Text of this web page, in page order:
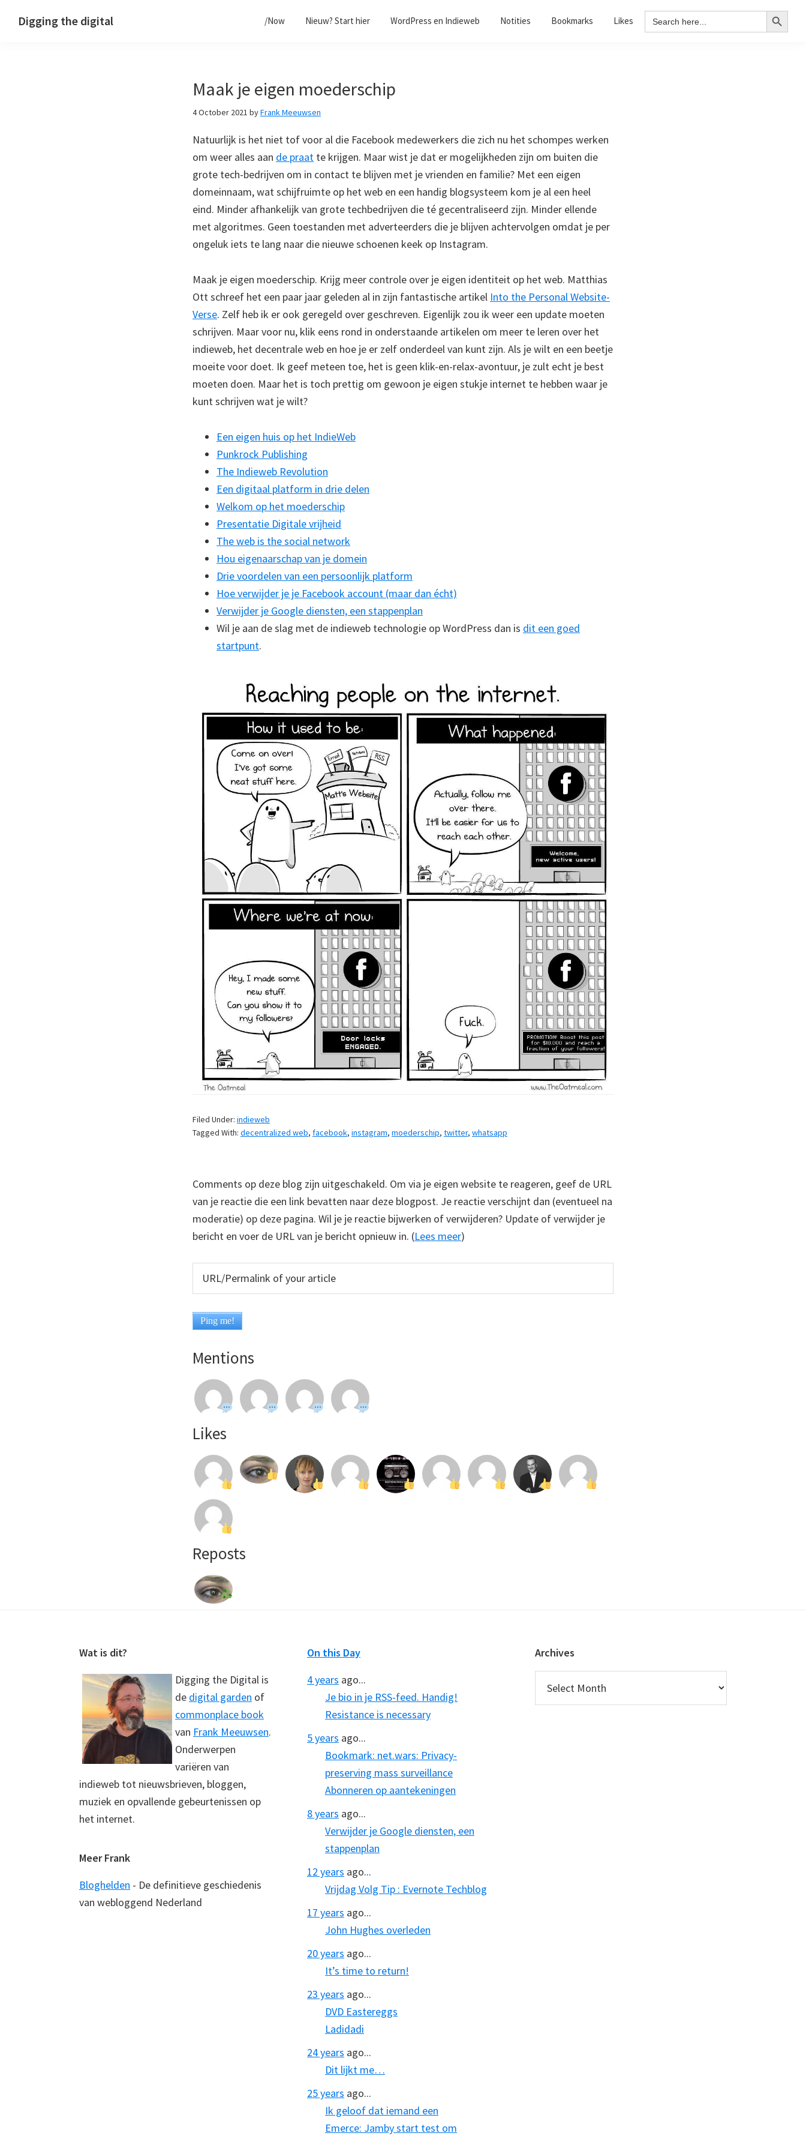
Digging the digital /Now Nieuw? Start hier WordPress en Indieweb Notities Bookmarks Likes Search
for:
Search Button
Maak je eigen moederschip
4 October 2021 byFrank Meeuwsen
Natuurlijk is het niet tof voor al die Facebook medewerkers die zich nu het schompes werken
om weer alles aan de praat te krijgen. Maar wist je dat er mogelijkheden zijn om buiten die
grote tech-bedrijven om in contact te blijven met je vrienden en familie? Met een eigen
domeinnaam, wat schijfruimte op het web en een handig blogsysteem kom je al een heel
eind. Minder afhankelijk van grote techbedrijven die té gecentraliseerd zijn. Minder ellende
met algoritmes. Geen toestanden met adverteerders die je blijven achtervolgen omdat je per
ongeluk iets te lang naar die nieuwe schoenen keek op Instagram.
Maak je eigen moederschip. Krijg meer controle over je eigen identiteit op het web. Matthias
Ott schreef het een paar jaar geleden al in zijn fantastische artikel Into the Personal Website-
Verse. Zelf heb ik er ook geregeld over geschreven. Eigenlijk zou ik weer een update moeten
schrijven. Maar voor nu, klik eens rond in onderstaande artikelen om meer te leren over het
indieweb, het decentrale web en hoe je er zelf onderdeel van kunt zijn. Als je wilt en een beetje
moeite voor doet. Ik geef meteen toe, het is geen klik-en-relax-avontuur, je zult echt je best
moeten doen. Maar het is toch prettig om gewoon je eigen stukje internet te hebben waar je
kunt schrijven wat je wilt?
Een eigen huis op het IndieWeb
Punkrock Publishing
The Indieweb Revolution
Een digitaal platform in drie delen
Welkom op het moederschip
Presentatie Digitale vrijheid
The web is the social network
Hou eigenaarschap van je domein
Drie voordelen van een persoonlijk platform
Hoe verwijder je je Facebook account (maar dan écht)
Verwijder je Google diensten, een stappenplan
Wil je aan de slag met de indieweb technologie op WordPress dan is dit een goed
startpunt.
Filed Under: indieweb
Tagged With: decentralized web, facebook, instagram, moederschip, twitter, whatsapp
Comments op deze blog zijn uitgeschakeld. Om via je eigen website te reageren, geef de URL
van je reactie die een link bevatten naar deze blogpost. Je reactie verschijnt dan (eventueel na
moderatie) op deze pagina. Wil je je reactie bijwerken of verwijderen? Update of verwijder je
bericht en voer de URL van je bericht opnieuw in. (Lees meer)
Mentions
Likes
Reposts
Wat is dit?
Digging the Digital is
de digital garden of
commonplace book
van Frank Meeuwsen.
Onderwerpen
variëren van
indieweb tot nieuwsbrieven, bloggen,
muziek en opvallende gebeurtenissen op
het internet.
Meer Frank
Bloghelden - De definitieve geschiedenis
van webloggend Nederland
On this Day
4 years ago...
Je bio in je RSS-feed. Handig!
Resistance is necessary
5 years ago...
Bookmark: net.wars: Privacy-
preserving mass surveillance
Abonneren op aantekeningen
8 years ago...
Verwijder je Google diensten, een
stappenplan
12 years ago...
Vrijdag Volg Tip : Evernote Techblog
17 years ago...
John Hughes overleden
20 years ago...
It’s time to return!
23 years ago...
DVD Eastereggs
Ladidadi
24 years ago...
Dit lijkt me…
25 years ago...
Ik geloof dat iemand een
Emerce: Jamby start test om
Archives